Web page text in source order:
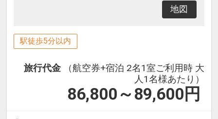
地図
駅徒歩5分以内
旅行代金
（航空券+宿泊 2名1室ご利用時 大
人1名様あたり）
86,800～89,600 円